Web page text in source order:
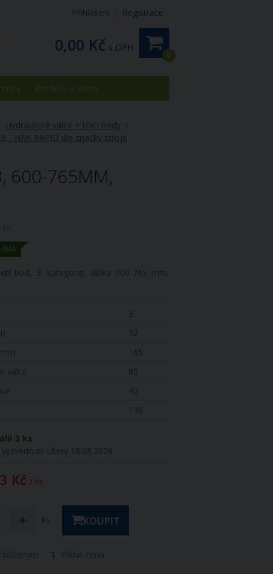
Přihlášení Registrace
0
0,00 Kč s DPH
Prodejci a servis
Hydraulické válce + třetí body
- HÁK RAPID dle značky stroje
600-765MM,
bod, 3. kategorie, délka 600-765 mm,
3
32
165
válce
80
40
138
3 ks
Úterý 18.08.2026
Kč / ks
ks KOUPIT